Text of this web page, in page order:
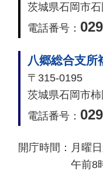
茨城県石岡市
電話番号：
八郷総合支所
〒315-0195
茨城県石岡市
電話番号：
開庁時間： 月曜
午前8